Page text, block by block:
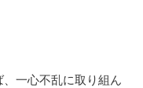
一心不乱に取り組ん